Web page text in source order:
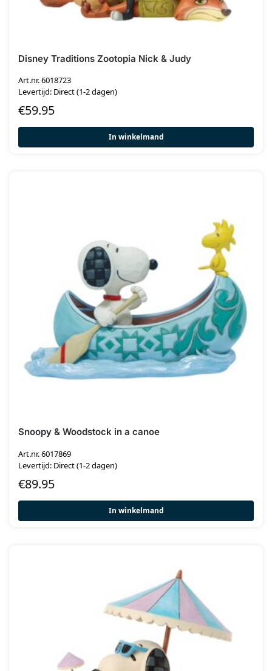
Disney Traditions Zootopia Nick & Judy
Art.nr. 6018723
Levertijd: Direct (1-2 dagen)
€59.95
In winkelmand
Snoopy & Woodstock in a canoe
Art.nr. 6017869
Levertijd: Direct (1-2 dagen)
€89.95
In winkelmand